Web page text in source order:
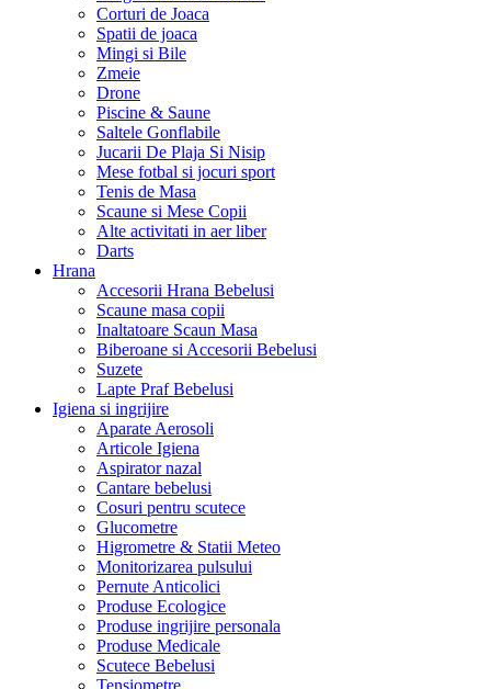
Corturi de Joaca
Spatii de joaca
Mingi si Bile
Zmeie
Drone
Piscine & Saune
Saltele Gonflabile
Jucarii De Plaja Si Nisip
Mese fotbal si jocuri sport
Tenis de Masa
Scaune si Mese Copii
Alte activitati in aer liber
Darts
Hrana
Accesorii Hrana Bebelusi
Scaune masa copii
Inaltatoare Scaun Masa
Biberoane si Accesorii Bebelusi
Suzete
Lapte Praf Bebelusi
Igiena si ingrijire
Aparate Aerosoli
Articole Igiena
Aspirator nazal
Cantare bebelusi
Cosuri pentru scutece
Glucometre
Higrometre & Statii Meteo
Monitorizarea pulsului
Pernute Anticolici
Produse Ecologice
Produse ingrijire personala
Produse Medicale
Scutece Bebelusi